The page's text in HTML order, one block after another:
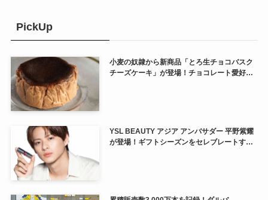
PickUp
小麦の奴隷から新商品「とろ生チョコバスク
チーズケーキ」が登場！チョコレート愛好者
YSL BEAUTY アジア アンバサダー 平野紫耀
が登場！ギフトシーズンをセレブレートする